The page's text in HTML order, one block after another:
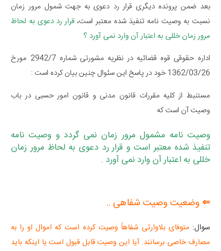
بعد ضمن پرونده دیگری قرار رد دعوی به جهت شمول مرور زمان
نسبت به وصیت نامه تنفیذ شده معتبر است، قرار رد دعوی به لحاظ
مرور زمان خللی به اعتبار آن وارد نمی آورد ؟
اداره حقوقی قوه قضائیه در نظریه مشورتی شماره 2942/7 مورخ
1362/03/26 خود در پاسخ این سئوال چنین بیان کرده است :
مستنبط از کلیه مقررات قانون مدنی و قانون امور حسبی در باب
وصیت آن است که
وصیت نامه مشمول مرور زمان نمی گردد و وصیت نامه
تنفیذ شده معتبر است و قرار رد دعوی به لحاظ مرور زمان
خللی به اعتبار آن وارد نمی آورد .
⇐ وضعیت وصیت شفاهی ..
سوال: متوفای بلاوارثی شفاهاً وصیت کرده است که اموال او را به
مصارف خاصی برسانند. آیا این وصیت قابل قبول است یا اینکه باید